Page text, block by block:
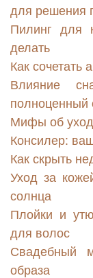
для решения
Пилинг для
делать
Как сочетать
Влияние
полноценный
Мифы об
Консилер:
Как скрыть
Уход за
солнца
Плойки и
для волос
Свадебный
образа